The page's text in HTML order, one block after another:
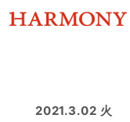
2021.3.02 火